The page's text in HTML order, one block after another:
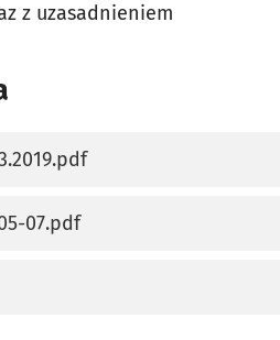
z uzasadnieniem
07.pdf